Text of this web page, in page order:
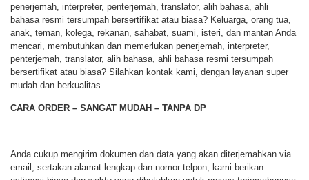
penerjemah, interpreter, penterjemah, translator, alih bahasa, ahli
bahasa resmi tersumpah bersertifikat atau biasa? Keluarga, orang tua,
anak, teman, kolega, rekanan, sahabat, suami, isteri, dan mantan Anda
mencari, membutuhkan dan memerlukan penerjemah, interpreter,
penterjemah, translator, alih bahasa, ahli bahasa resmi tersumpah
bersertifikat atau biasa? Silahkan kontak kami, dengan layanan super
mudah dan berkualitas.
CARA ORDER – SANGAT MUDAH – TANPA DP
Anda cukup mengirim dokumen dan data yang akan diterjemahkan via
email, sertakan alamat lengkap dan nomor telpon, kami berikan